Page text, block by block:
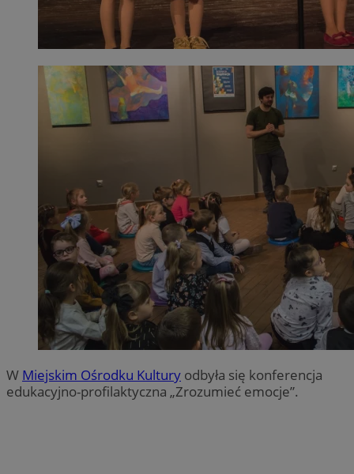
W Miejskim Ośrodku Kultury odbyła się konferencja
edukacyjno-profilaktyczna „Zrozumieć emocje”.